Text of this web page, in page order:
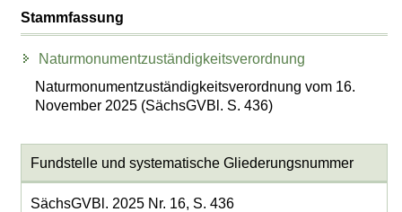
Stammfassung
Naturmonumentzuständigkeitsverordnung
Naturmonumentzuständigkeitsverordnung vom 16.
November 2025 (SächsGVBl. S. 436)
Fundstelle und systematische Gliederungsnummer
SächsGVBl. 2025 Nr. 16, S. 436